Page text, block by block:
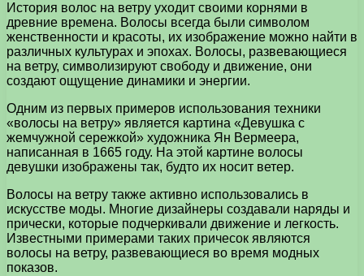
История волос на ветру уходит своими корнями в
древние времена. Волосы всегда были символом
женственности и красоты, их изображение можно найти в
различных культурах и эпохах. Волосы, развевающиеся
на ветру, символизируют свободу и движение, они
создают ощущение динамики и энергии.
Одним из первых примеров использования техники
«волосы на ветру» является картина «Девушка с
жемчужной сережкой» художника Ян Вермеера,
написанная в 1665 году. На этой картине волосы
девушки изображены так, будто их носит ветер.
Волосы на ветру также активно использовались в
искусстве моды. Многие дизайнеры создавали наряды и
прически, которые подчеркивали движение и легкость.
Известными примерами таких причесок являются
волосы на ветру, развевающиеся во время модных
показов.